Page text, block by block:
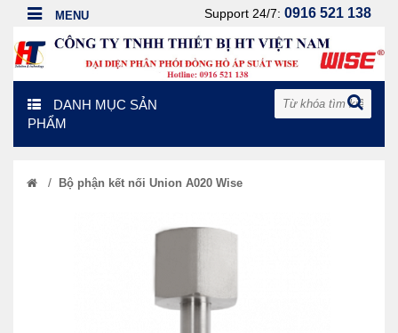
Support 24/7: 0916 521 138
DANH MỤC SẢN
PHẨM
/ Bộ phận kết nối Union A020 Wise